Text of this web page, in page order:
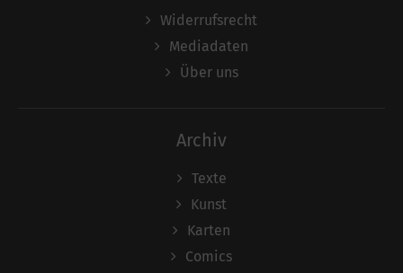
Widerrufsrecht
Mediadaten
Über uns
Archiv
Texte
Kunst
Karten
Comics